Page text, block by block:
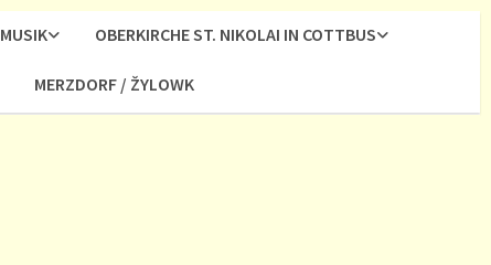
MUSIK OBERKIRCHE ST. NIKOLAI IN COTTBUS
MERZDORF / ŽYLOWK